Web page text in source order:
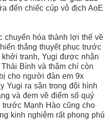
đến chiếc cúp vô địch AoE
chuyển hóa thành lợi thế về
thắng thuyết phục trước
tranh, Yugi được nhận
Bình và thậm chí còn
cho người đàn em 9x
Yugi ra sân trong đội hình
và đem về điểm số quý
Mạnh Hào cũng cho
kinh nghiệm rất phong phú